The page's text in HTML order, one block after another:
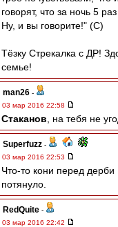
говорят, что за ночь 5
Ну, и вы говорите!" (С)
Тёзку Стрекалка с ДР!
семье!
man26 -
03 мар 2016 22:58
Cтаканов , на тебя не
Superfuzz -
03 мар 2016 22:53
Что-то кони перед
потянуло.
RedQuite -
03 мар 2016 22:42